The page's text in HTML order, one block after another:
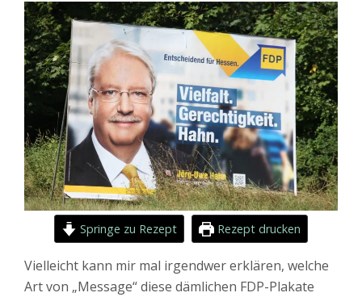
Springe zu Rezept Rezept drucken
Vielleicht kann mir mal irgendwer erklären, welche
Art von „Message“ diese dämlichen FDP-Plakate